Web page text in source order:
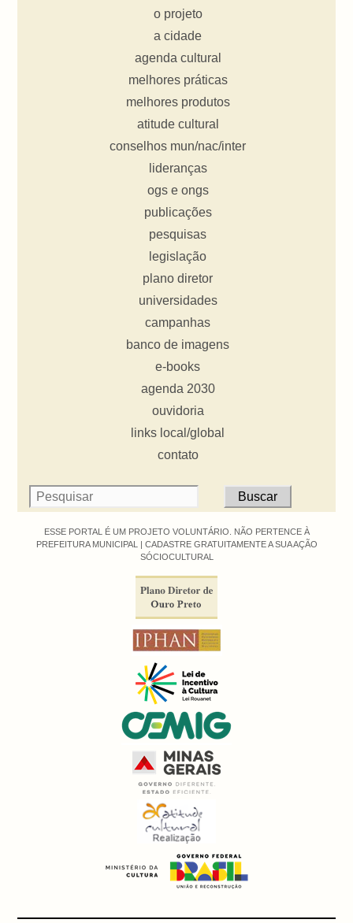
o projeto
a cidade
agenda cultural
melhores práticas
melhores produtos
atitude cultural
conselhos mun/nac/inter
lideranças
ogs e ongs
publicações
pesquisas
legislação
plano diretor
universidades
campanhas
banco de imagens
e-books
agenda 2030
ouvidoria
links local/global
contato
ESSE PORTAL É UM PROJETO VOLUNTÁRIO. NÃO PERTENCE À
PREFEITURA MUNICIPAL | CADASTRE GRATUITAMENTE A SUA AÇÃO
SÓCIOCULTURAL